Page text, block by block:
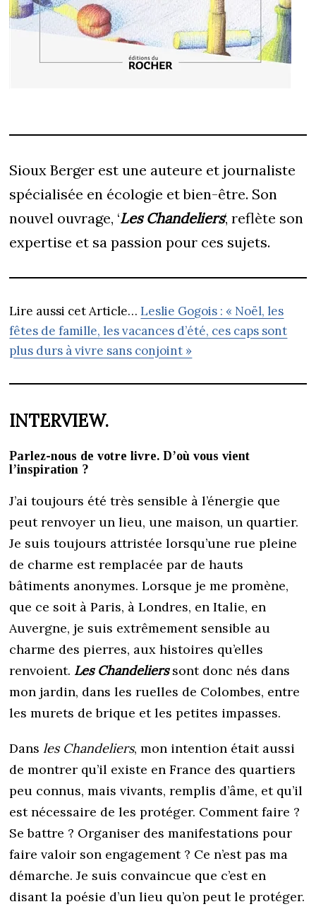
Sioux Berger est une auteure et journaliste
spécialisée en écologie et bien-être. Son
nouvel ouvrage, ‘Les Chandeliers‘, reflète son
expertise et sa passion pour ces sujets.
Lire aussi cet Article…Leslie Gogois : « Noël, les
fêtes de famille, les vacances d’été, ces caps sont
plus durs à vivre sans conjoint »
INTERVIEW.
Parlez-nous de votre livre. D’où vous vient
l’inspiration ?
J’ai toujours été très sensible à l’énergie que
peut renvoyer un lieu, une maison, un quartier.
Je suis toujours attristée lorsqu’une rue pleine
de charme est remplacée par de hauts
bâtiments anonymes. Lorsque je me promène,
que ce soit à Paris, à Londres, en Italie, en
Auvergne, je suis extrêmement sensible au
charme des pierres, aux histoires qu’elles
renvoient. Les Chandeliers sont donc nés dans
mon jardin, dans les ruelles de Colombes, entre
les murets de brique et les petites impasses.
Dans les Chandeliers, mon intention était aussi
de montrer qu’il existe en France des quartiers
peu connus, mais vivants, remplis d’âme, et qu’il
est nécessaire de les protéger. Comment faire ?
Se battre ? Organiser des manifestations pour
faire valoir son engagement ? Ce n’est pas ma
démarche. Je suis convaincue que c’est en
disant la poésie d’un lieu qu’on peut le protéger.